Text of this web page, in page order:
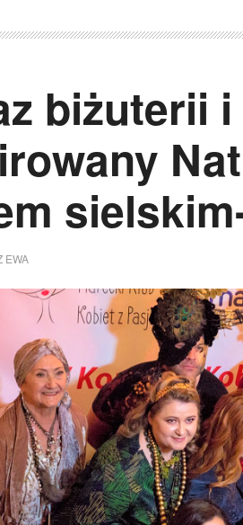
biżuterii
EWA